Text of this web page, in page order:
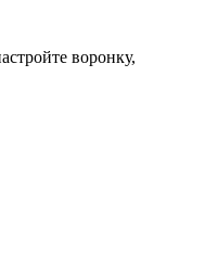
воронку,